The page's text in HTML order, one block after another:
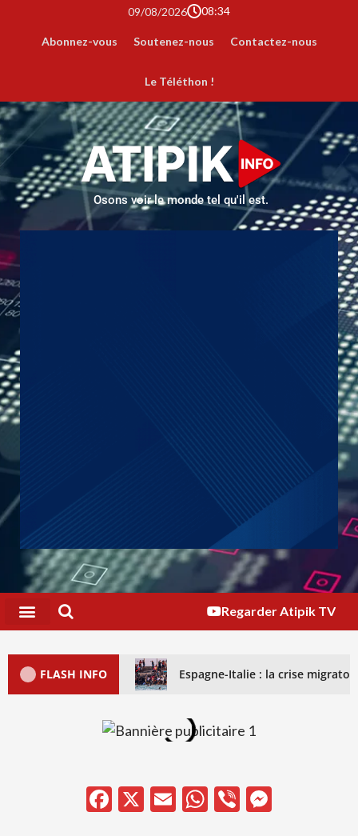
09/08/2026 08:34
Abonnez-vous Soutenez-nous Contactez-nous
Le Téléthon !
Osons voir le monde tel qu'il est.
Regarder Atipik TV
FLASH INFO Espagne-Italie : la crise
Facebook
X EmailWhatsApp
Viber